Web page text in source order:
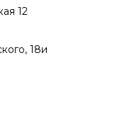
12
18и